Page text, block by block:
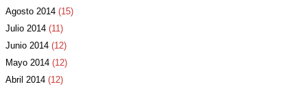
Agosto 2014 (15)
Julio 2014 (11)
Junio 2014 (12)
Mayo 2014 (12)
Abril 2014 (12)